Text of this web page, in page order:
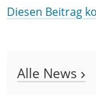
Diesen Beitrag
Alle News